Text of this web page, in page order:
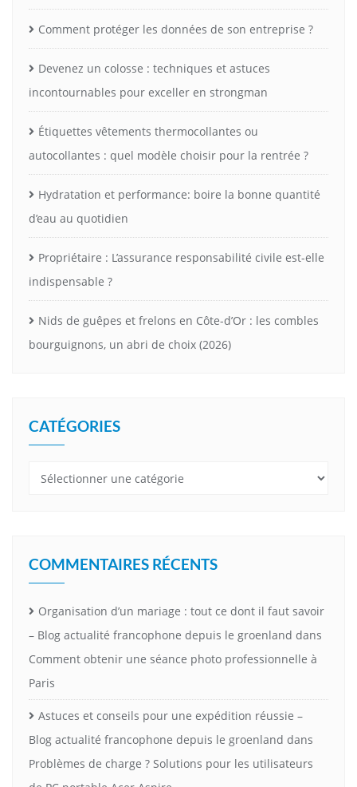
Comment protéger les données de son entreprise ?
Devenez un colosse : techniques et astuces
incontournables pour exceller en strongman
Étiquettes vêtements thermocollantes ou
autocollantes : quel modèle choisir pour la rentrée ?
Hydratation et performance: boire la bonne quantité
d’eau au quotidien
Propriétaire : L’assurance responsabilité civile est-elle
indispensable ?
Nids de guêpes et frelons en Côte-d’Or : les combles
bourguignons, un abri de choix (2026)
CATÉGORIES
Catégories
COMMENTAIRES RÉCENTS
Organisation d’un mariage : tout ce dont il faut savoir
– Blog actualité francophone depuis le groenland dans
Comment obtenir une séance photo professionnelle à
Paris
Astuces et conseils pour une expédition réussie –
Blog actualité francophone depuis le groenland dans
Problèmes de charge ? Solutions pour les utilisateurs